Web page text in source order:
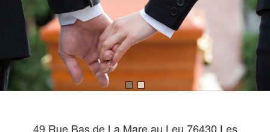
49 Rue Bas de La Mare au Leu 76430 Les